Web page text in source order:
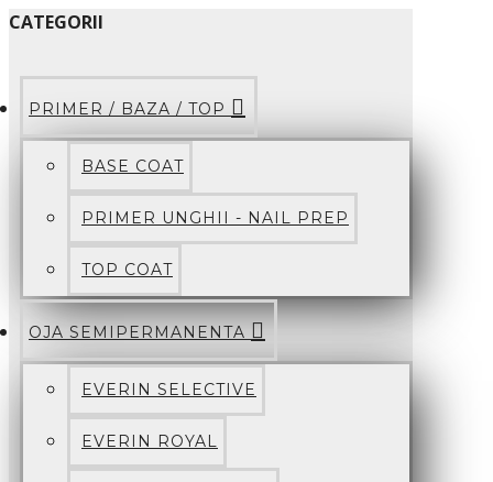
CATEGORII
PRIMER / BAZA / TOP
BASE COAT
PRIMER UNGHII - NAIL PREP
TOP COAT
OJA SEMIPERMANENTA
EVERIN SELECTIVE
EVERIN ROYAL